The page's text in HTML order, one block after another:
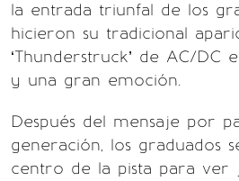
la entrada triunfal de los
hicieron su tradicional
‘Thunderstruck’ de AC/DC
y una gran emoción.
Después del mensaje por
generación, los graduados
centro de la pista para ver